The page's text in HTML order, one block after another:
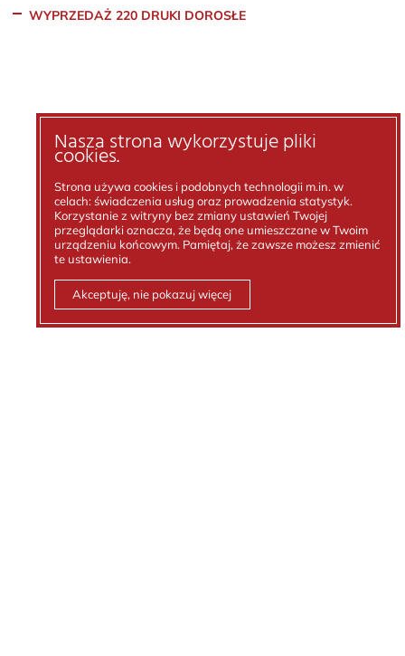
WYPRZEDAŻ 220 DRUKI DOROSŁE
Nasza strona wykorzystuje pliki
cookies.
Strona używa cookies i podobnych technologii m.in. w
celach: świadczenia usług oraz prowadzenia statystyk.
Korzystanie z witryny bez zmiany ustawień Twojej
przeglądarki oznacza, że będą one umieszczane w Twoim
urządzeniu końcowym. Pamiętaj, że zawsze możesz zmienić
te ustawienia.
Akceptuję, nie pokazuj więcej